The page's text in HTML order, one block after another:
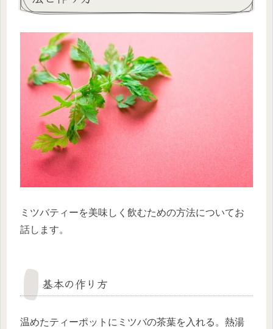
ミツバティーを美味しく飲むための方法についてお
話します。
基本の作り方
温めたティーポットにミツバの茶葉を入れる。熱湯